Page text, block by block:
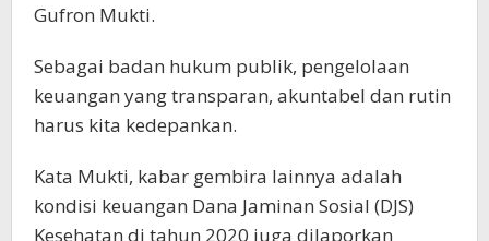
Gufron Mukti.
Sebagai badan hukum publik, pengelolaan
keuangan yang transparan, akuntabel dan rutin
harus kita kedepankan.
Kata Mukti, kabar gembira lainnya adalah
kondisi keuangan Dana Jaminan Sosial (DJS)
Kesehatan di tahun 2020 juga dilaporkan